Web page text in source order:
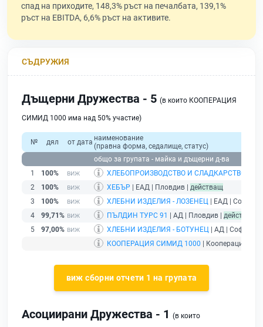
спад на приходите, 148,3% ръст на печалбата, 139,1%
ръст на EBITDA, 6,6% ръст на активите.
СЪДРУЖИЯ
Дъщерни Дружества - 5 (в които КООПЕРАЦИЯ
СИМИД 1000 има над 50% участие)
№ дял от дата наименование
(правна форма, седалище, статус)
общо за групата - майка и дъщерни д-ва
1
100%
ХЛЕБОПРОИЗВОДСТВО И СЛАДКАРСТВО -
2
100% ХЕБЪР | ЕАД | Пловдив | действащ
3
100% ХЛЕБНИ ИЗДЕЛИЯ - ЛОЗЕНЕЦ | ЕАД | София |
4
99,71% ПЪЛДИН ТУРС 91 | АД | Пловдив | действащ
5
97,00% ХЛЕБНИ ИЗДЕЛИЯ - БОТУНЕЦ | АД | София |
КООПЕРАЦИЯ СИМИД 1000 | Кооперация |
виж сборни отчети 1 на групата
Асоциирани Дружества - 1 (в които